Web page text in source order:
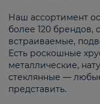
Наш ассортимент
более 120 брендов,
встраиваемые,
Есть роскошные
металлические,
стеклянные —
представить.